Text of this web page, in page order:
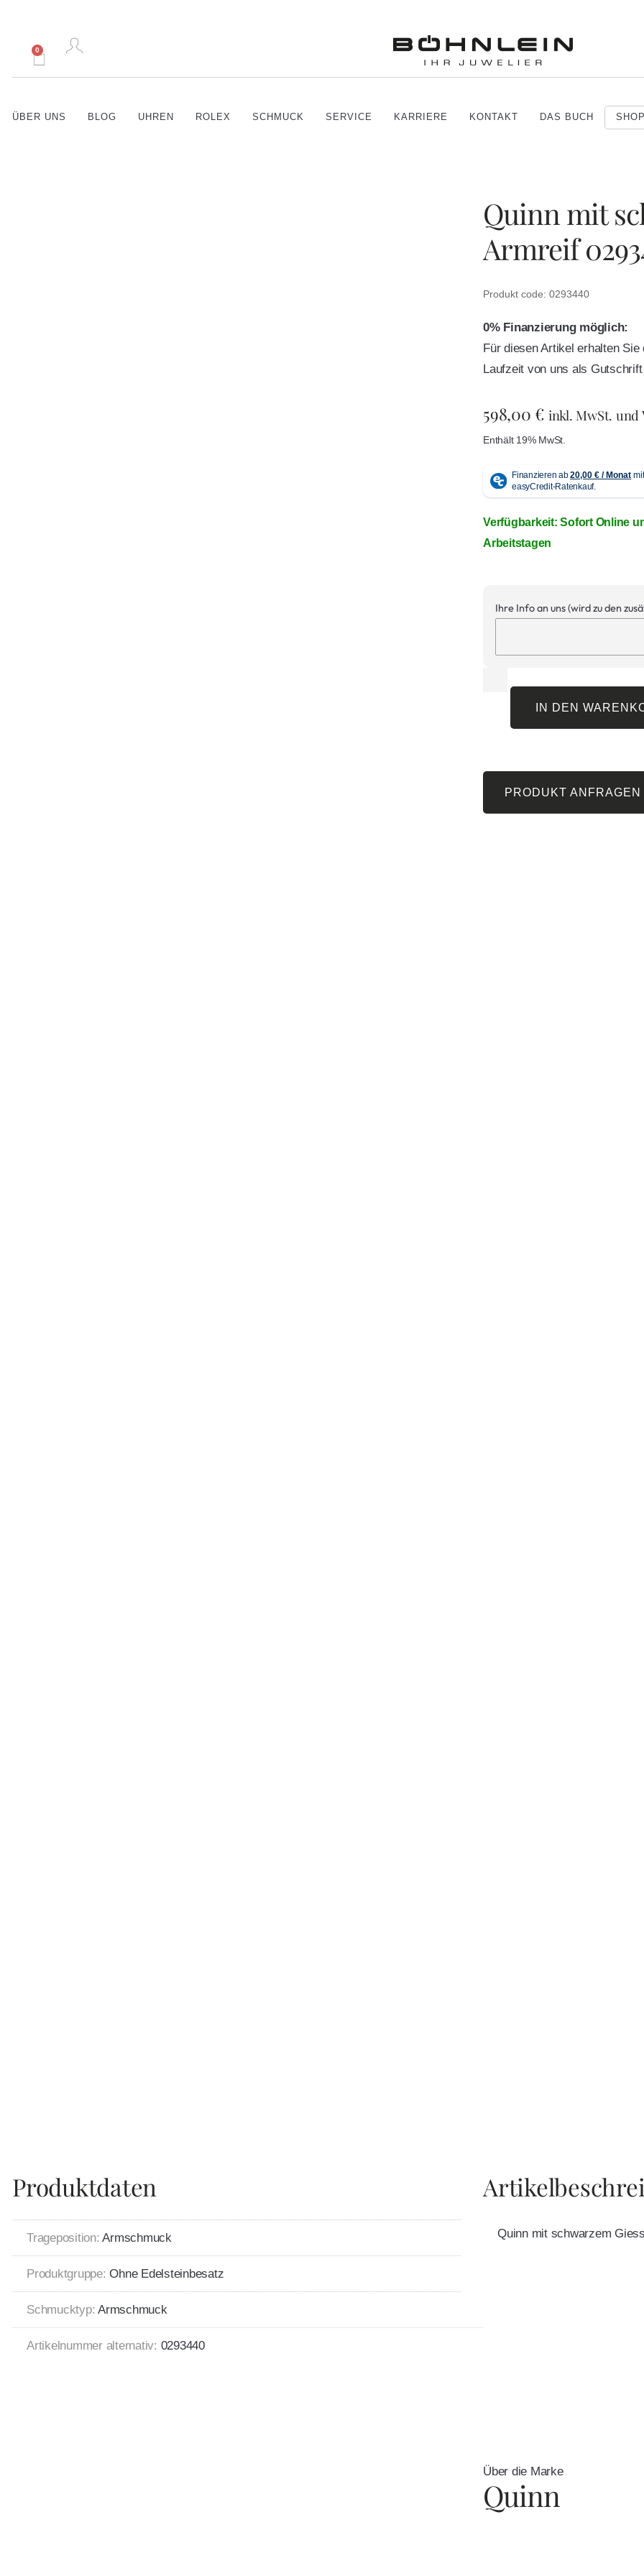
0
ÜBER UNS BLOG UHREN ROLEX SCHMUCK SERVICE KARRIERE KONTAKT DAS BUCH
Quinn mit
Armreif
Produkt code: 0293440
0% Finanzierung möglich:
Für diesen Artikel erhalten
Laufzeit von uns als
598,00€ inkl. MwSt. und
Enthält 19% MwSt.
Verfügbarkeit: Sofort Online
Arbeitstagen
Ihre Info an uns (wird zu den
IN DEN
PRODUKT ANFRAGEN
Produktdaten
Trageposition: Armschmuck
Produktgruppe: Ohne Edelsteinbesatz
Schmucktyp: Armschmuck
Artikelnummer alternativ: 0293440
Quinn mit schwarzem
Über die Marke
Quinn